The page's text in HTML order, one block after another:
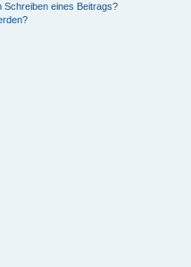
Schreiben eines Beitrags?